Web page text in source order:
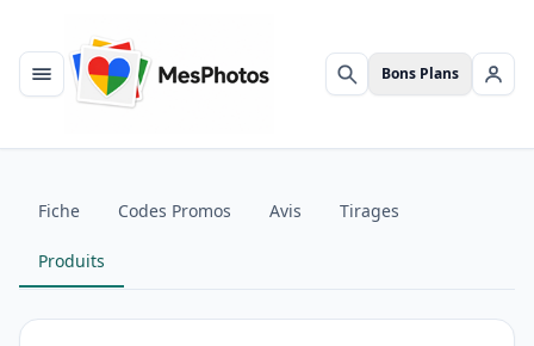
Menu Rechercher
Bons Plans Se
Fiche Codes Promos Avis Tirages
Produits